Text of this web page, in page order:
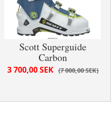
Scott Superguide
Carbon
7 000,00 SEK
3 700,00 SEK